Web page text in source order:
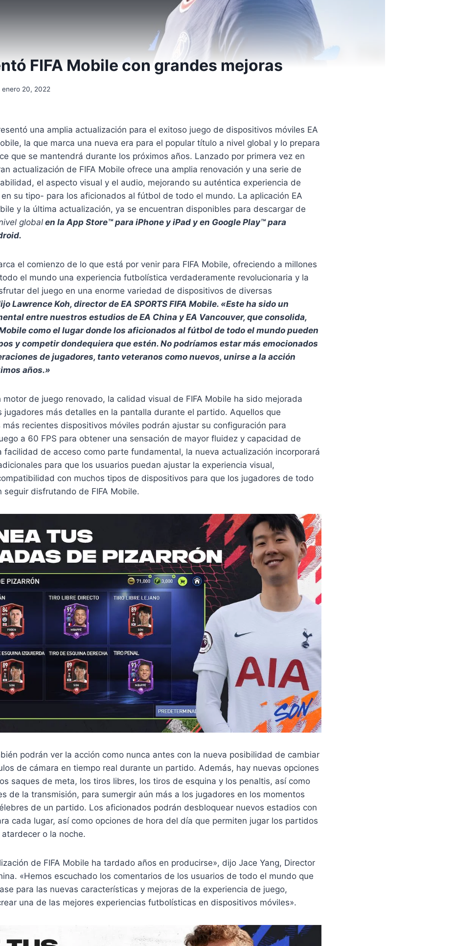
FIFA Mobile con grandes mejoras
enero 20, 2022
una amplia actualización para el exitoso juego de dispositivos móviles EA
la que marca una nueva era para el popular título a nivel global y lo prepara
que se mantendrá durante los próximos años. Lanzado por primera vez en
actualización de FIFA Mobile ofrece una amplia renovación y una serie de
el aspecto visual y el audio, mejorando su auténtica experiencia de
su tipo- para los aficionados al fútbol de todo el mundo. La aplicación EA
y la última actualización, ya se encuentran disponibles para descargar de
globalen la App Store™ para iPhone y iPad y en Google Play™ para
el comienzo de lo que está por venir para FIFA Mobile, ofreciendo a millones
el mundo una experiencia futbolística verdaderamente revolucionaria y la
del juego en una enorme variedad de dispositivos de diversas
Lawrence Koh, director de EA SPORTS FIFA Mobile. «Este ha sido un
entre nuestros estudios de EA China y EA Vancouver, que consolida,
como el lugar donde los aficionados al fútbol de todo el mundo pueden
y competir dondequiera que estén. No podríamos estar más emocionados
de jugadores, tanto veteranos como nuevos, unirse a la acción
años.»
motor de juego renovado, la calidad visual de FIFA Mobile ha sido mejorada
jugadores más detalles en la pantalla durante el partido. Aquellos que
recientes dispositivos móviles podrán ajustar su configuración para
a 60 FPS para obtener una sensación de mayor fluidez y capacidad de
facilidad de acceso como parte fundamental, la nueva actualización incorporará
para que los usuarios puedan ajustar la experiencia visual,
con muchos tipos de dispositivos para que los jugadores de todo
seguir disfrutando de FIFA Mobile.
podrán ver la acción como nunca antes con la nueva posibilidad de cambiar
de cámara en tiempo real durante un partido. Además, hay nuevas opciones
saques de meta, los tiros libres, los tiros de esquina y los penaltis, así como
de la transmisión, para sumergir aún más a los jugadores en los momentos
de un partido. Los aficionados podrán desbloquear nuevos estadios con
cada lugar, así como opciones de hora del día que permiten jugar los partidos
o la noche.
de FIFA Mobile ha tardado años en producirse», dijo Jace Yang, Director
«Hemos escuchado los comentarios de los usuarios de todo el mundo que
para las nuevas características y mejoras de la experiencia de juego,
una de las mejores experiencias futbolísticas en dispositivos móviles».